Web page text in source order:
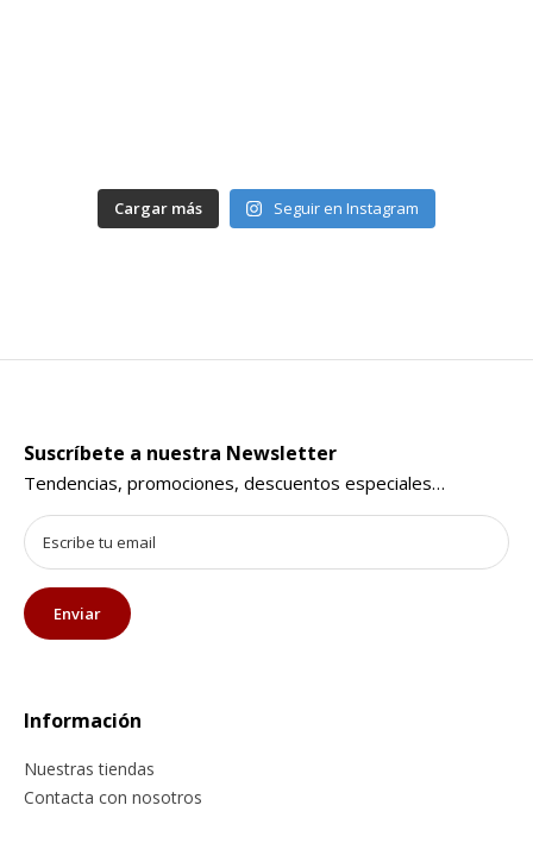
Cargar más Seguir en Instagram
Suscríbete a nuestra Newsletter
Tendencias, promociones, descuentos especiales…
Información
Nuestras tiendas
Contacta con nosotros